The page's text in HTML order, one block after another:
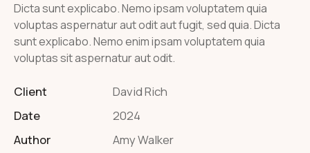
Dicta sunt explicabo. Nemo ipsam voluptatem quia
voluptas aspernatur aut odit aut fugit, sed quia. Dicta
sunt explicabo. Nemo enim ipsam voluptatem quia
voluptas sit aspernatur aut odit.
Client
David Rich
Date
2024
Author
Amy Walker